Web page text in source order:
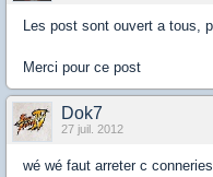
Les post sont ouvert a tous,
Merci pour ce post
Dok7
27 juil. 2012
wé wé faut arreter c